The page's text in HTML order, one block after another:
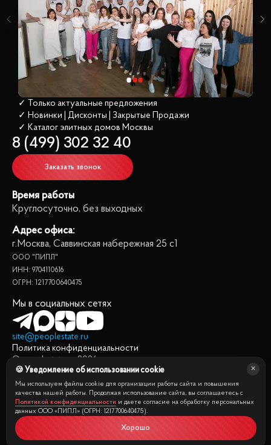
✓ Только актуальные предложения
✓ Новинки | Дисконты | Закрытые Продажи
✓ Каталог элитных домов Москвы
8 (499) 302 32 40
Заказать звонок
Время работы
Круглосуточно, без выходных
Адрес офиса:
г.Москва, Саввинская набережная 25 с1
ООО "ПИПЛ"
ИНН: 9704110616
ОГРН: 1217700640475
Мы в социальных сетях
site@peoplestate.ru
Политика конфиденциальности
© peoplestate.ru 2026
Представленная на сайте информация, в т.ч. стоимости
квартир, носит информационный характер и не является
публичной офертой. Условия продажи квартиры могут быть
изменены собственником без уведомления.
🍪 Уведомление об использовании cookie
Мы используем файлы cookie для организации работы сайта и повышения
качества нашей работы. Продолжая использование сайта, вы соглашаетесь с
Политикой конфиденциальности и даете согласие на обработку персональных
данных ООО «ПИПЛ» (ОГРН: 1217700640475).
Хорошо